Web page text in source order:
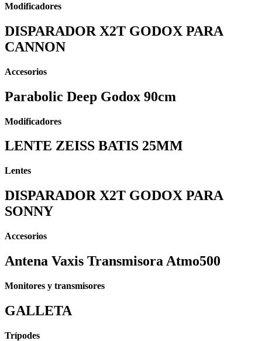
Modificadores
DISPARADOR X2T GODOX PARA
CANNON
Accesorios
Parabolic Deep Godox 90cm
Modificadores
LENTE ZEISS BATIS 25MM
Lentes
DISPARADOR X2T GODOX PARA
SONNY
Accesorios
Antena Vaxis Transmisora Atmo500
Monitores y transmisores
GALLETA
Trípodes